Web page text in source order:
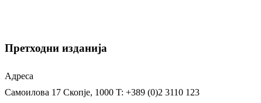
Претходни изданија
Адреса
Самоилова 17 Скопје, 1000 T: +389 (0)2 3110 123